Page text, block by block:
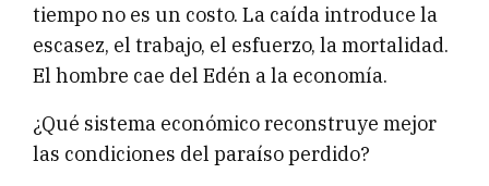
tiempo no es un costo. La caída introduce la
escasez, el trabajo, el esfuerzo, la mortalidad.
El hombre cae del Edén a la economía.
¿Qué sistema económico reconstruye mejor
las condiciones del paraíso perdido?